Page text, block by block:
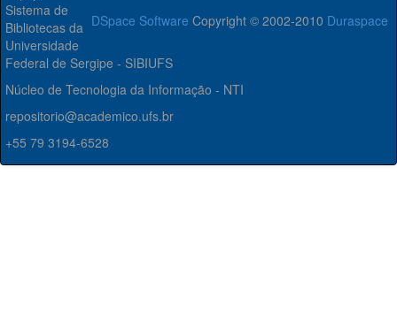
DSpace Software Copyright © 2002-2010 Duraspace
Sistema de
Bibliotecas da
Universidade
Federal de Sergipe - SIBIUFS
Núcleo de Tecnologia da Informação - NTI
repositorio@academico.ufs.br
+55 79 3194-6528